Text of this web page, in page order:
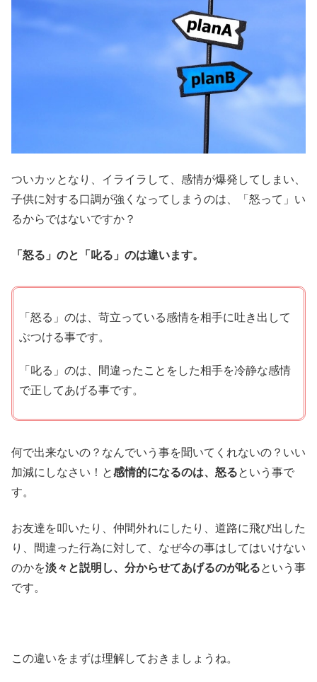
ついカッとなり、イライラして、感情が爆発してしまい、
子供に対する口調が強くなってしまうのは、「怒って」い
るからではないですか？
「怒る」のと「叱る」のは違います。
「怒る」のは、苛立っている感情を相手に吐き出して
ぶつける事です。
「叱る」のは、間違ったことをした相手を冷静な感情
で正してあげる事です。
何で出来ないの？なんでいう事を聞いてくれないの？いい
加減にしなさい！と感情的になるのは、怒るという事で
す。
お友達を叩いたり、仲間外れにしたり、道路に飛び出した
り、間違った行為に対して、なぜ今の事はしてはいけない
のかを淡々と説明し、分からせてあげるのが叱るという事
です。
この違いをまずは理解しておきましょうね。